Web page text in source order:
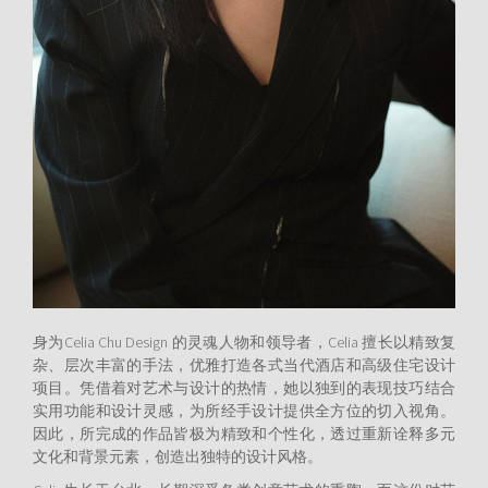
身为Celia Chu Design 的灵魂人物和领导者，Celia 擅长以精致复
杂、层次丰富的手法，优雅打造各式当代酒店和高级住宅设计
项目。凭借着对艺术与设计的热情，她以独到的表现技巧结合
实用功能和设计灵感，为所经手设计提供全方位的切入视角。
因此，所完成的作品皆极为精致和个性化，透过重新诠释多元
文化和背景元素，创造出独特的设计风格。